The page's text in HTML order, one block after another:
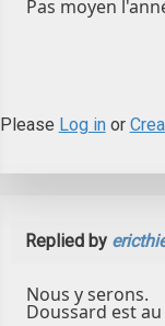
Pas moyen
Please Log inor
Replied by
Nous y serons.
Doussard est